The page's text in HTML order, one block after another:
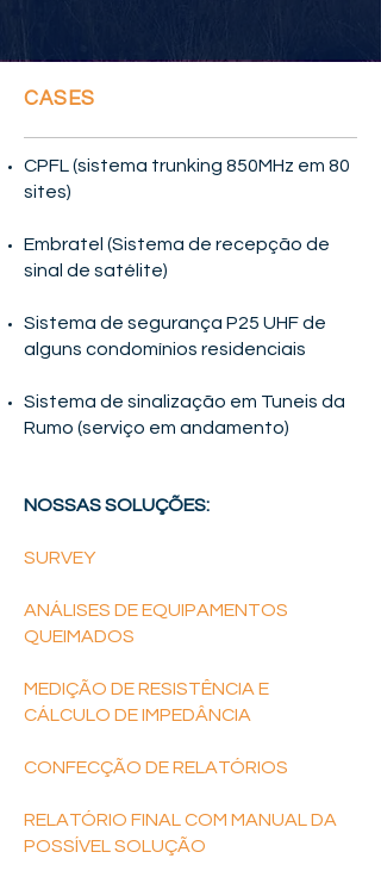
CASES
CPFL (sistema trunking 850MHz em 80
sites)
Embratel (Sistema de recepção de
sinal de satélite)
Sistema de segurança P25 UHF de
alguns condomínios residenciais
Sistema de sinalização em Tuneis da
Rumo (serviço em andamento)
NOSSAS SOLUÇÕES:
SURVEY
ANÁLISES DE EQUIPAMENTOS
QUEIMADOS
MEDIÇÃO DE RESISTÊNCIA E
CÁLCULO DE IMPEDÂNCIA
CONFECÇÃO DE RELATÓRIOS
RELATÓRIO FINAL COM MANUAL DA
POSSÍVEL SOLUÇÃO